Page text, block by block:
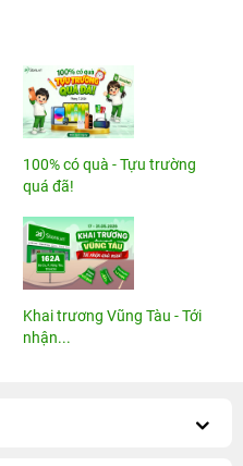
100% có quà - Tựu trường
quá đã!
Khai trương Vũng Tàu - Tới
nhận...